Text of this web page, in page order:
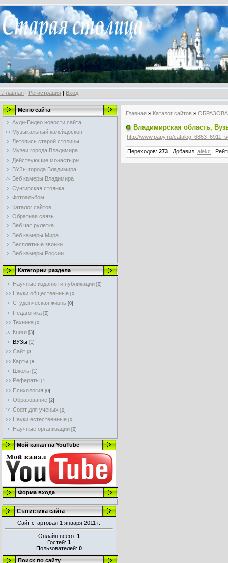
..Главная | Регистрация | Вход
Меню сайта
Ауди-Видео новости сайта
Музыкальный калейдоскоп
Летопись старой столицы
Музеи города Владимира
Действующие монастыри
ВУЗы города Владимира
Веб камеры Владимира
Сунгирская стоянка
Фотоальбом
Каталог сайтов
Обратная связь
Веб чат рулетка
Веб камеры Мира
Бесплатные звонки
Веб камеры России
Категории раздела
Научные издания и публикации [0]
Науки общественные [0]
Студенческая жизнь [0]
Педагогика [0]
Техника [0]
Книги [3]
ВУЗы [1]
Сайт [3]
Карты [8]
Школы [1]
Рефераты [1]
Психология [0]
Образование [2]
Софт для ученых [0]
Науки естественные [0]
Научные организации [0]
Мой канал на YouTube
Форма входа
Статистика сайта
Сайт стартовал 1 января 2011 г.
Онлайн всего: 1
Гостей: 1
Пользователей: 0
Поиск по сайту
Главная » Каталог сайтов »
Владимирская область,
http://www.papy.ru/
Переходов: 273 | Добавил: alekc |